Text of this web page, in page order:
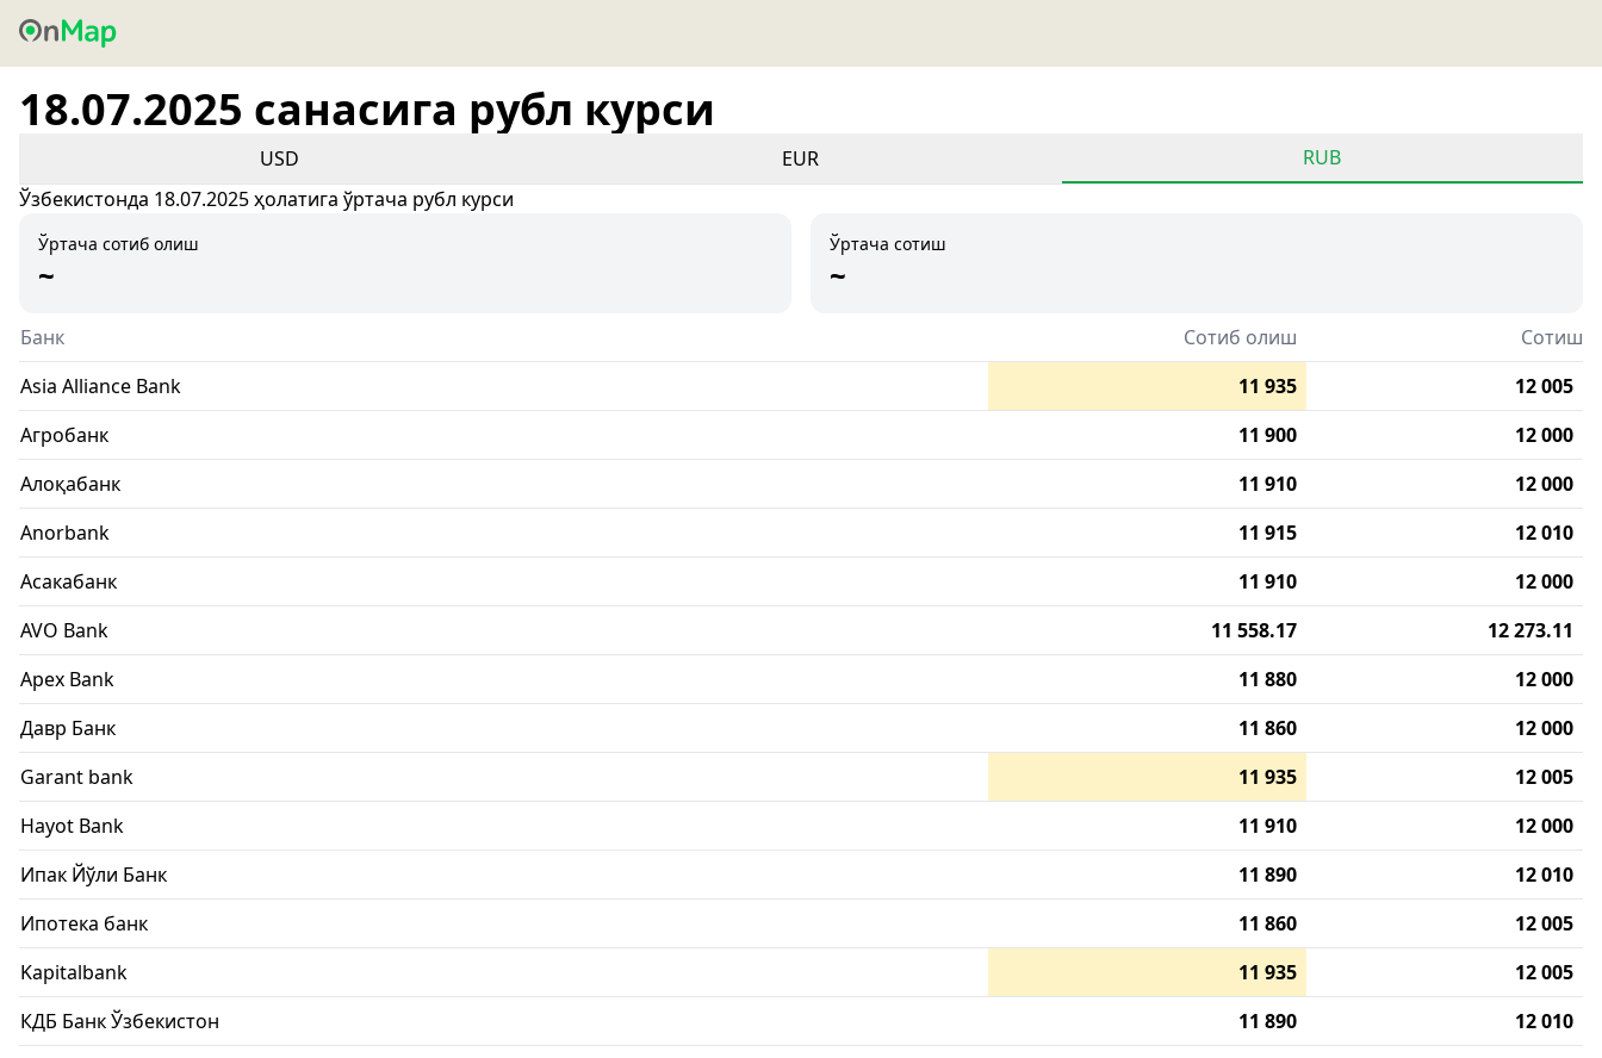
18.07.2025 санасига рубл курси
USD EUR
RUB
Ўзбекистонда 18.07.2025 ҳолатига ўртача рубл курси
Ўртача сотиб олиш
~
Ўртача сотиш
~
Банк Сотиб олиш
Сотиш
Asia Alliance Bank
11 935
12 005
Агробанк
11 900
12 000
Алоқабанк
11 910
12 000
Anorbank
11 915
12 010
Асакабанк
11 910
12 000
AVO Bank
11 558.17
12 273.11
Apex Bank
11 880
12 000
Давр Банк
11 860
12 000
Garant bank
11 935
12 005
Hayot Bank
11 910
12 000
Ипак Йўли Банк
11 890
12 010
Ипотека банк
11 860
12 005
Kapitalbank
11 935
12 005
КДБ Банк Ўзбекистон
11 890
12 010